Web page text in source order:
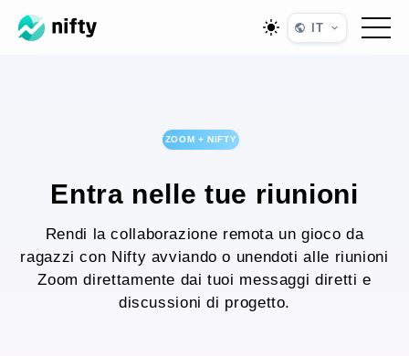
IT
ZOOM + NIFTY
Entra nelle tue riunioni
Rendi la collaborazione remota un gioco da
ragazzi con Nifty avviando o unendoti alle riunioni
Zoom direttamente dai tuoi messaggi diretti e
discussioni di progetto.